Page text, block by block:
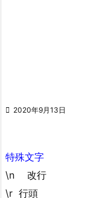
 2020年9月13日
特殊文字
\n 改行
\r 行頭